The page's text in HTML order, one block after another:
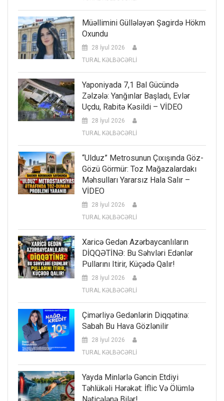
Müəllimini Güllələyən Şagirdə Hökm
Oxundu
28 İyul 2026
TURAL KƏLBƏCƏRLİ
Yaponiyada 7,1 Bal Gücündə
Zəlzələ: Yanğınlar Başladı, Evlər
Uçdu, Rabitə Kəsildi – VİDEO
28 İyul 2026
TURAL KƏLBƏCƏRLİ
“Ulduz” Metrosunun Çıxışında Göz-
Gözü Görmür: Toz Mağazalardakı
Məhsulları Yararsız Hala Salır –
VİDEO
28 İyul 2026
TURAL KƏLBƏCƏRLİ
Xaricə Gedən Azərbaycanlıların
DİQQƏTİNƏ: Bu Səhvləri Edənlər
Pullarını Itirir, Küçədə Qalır!
28 İyul 2026
TURAL KƏLBƏCƏRLİ
Çimərliyə Gedənlərin Diqqətinə:
Sabah Bu Hava Gözlənilir
28 İyul 2026
TURAL KƏLBƏCƏRLİ
Yayda Minlərlə Gəncin Etdiyi
Təhlükəli Hərəkət: İflic Və Ölümlə